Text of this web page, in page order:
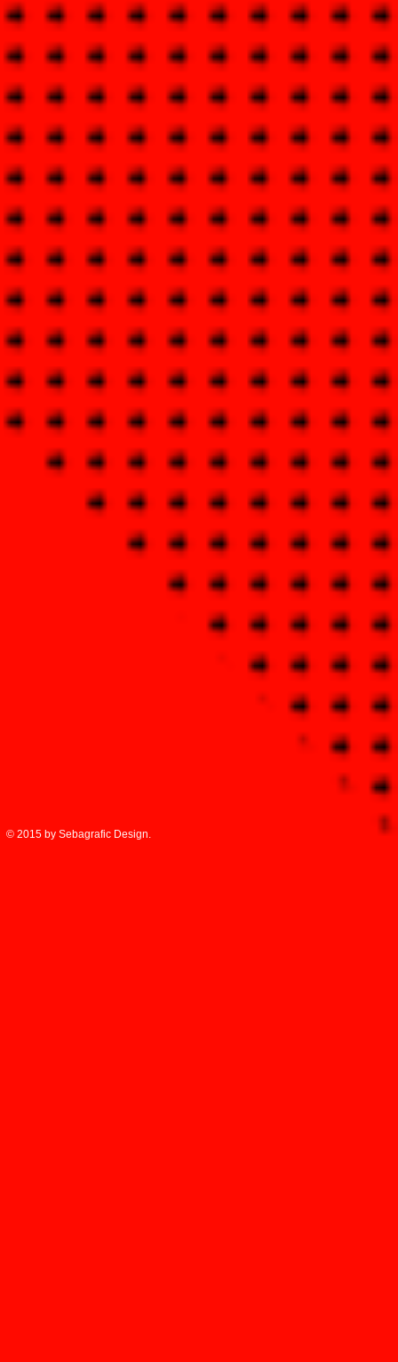
© 2015 by Sebagrafic Design.